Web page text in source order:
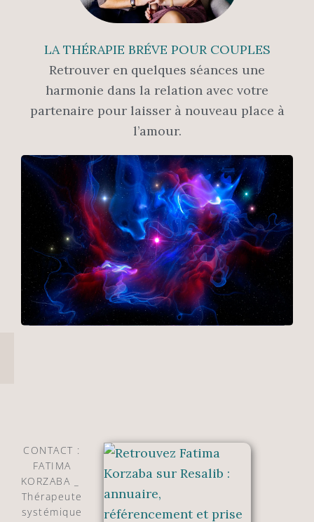
LA THÉRAPIE BRÉVE POUR COUPLES
Retrouver en quelques séances une
harmonie dans la relation avec votre
partenaire pour laisser à nouveau place à
l’amour.
CONTACT :
FATIMA
KORZABA _
Thérapeute
systémique